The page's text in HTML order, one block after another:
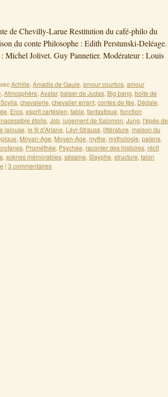
de Chevilly-Larue Restitution du café-philo du
du conte Philosophe : Edith Perstunski-Deléage.
Michel Jolivet. Guy Pannetier. Modérateur : Louis
Achille, Amadis de Gaule, amour courtois, amour
, Atmosphère, Avatar, baiser de Judas, Big bang, boite de
, chevalerie, chevalier errant, contes de fée, Dédale,
, Eros, esprit cartésien, fable, fantastique, fonction
étoile, Job, jugement de Salomon, Jung, l'épée de
jalouse, le fil d'Ariane, Lévi-Strauss, littérature, maison du
, Moyan-Age, Moyen-Age, mythe, mythologie, païens,
, Prométhée, Psychée, raconter des histoires, récit
, scènes mémorables, sésame, Sisyphe, structure, talon
| 3 commentaires